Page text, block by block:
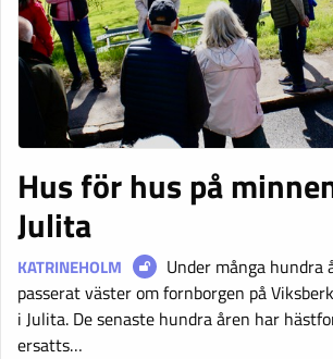
Hus för hus på
Julita
KATRINEHOLM
Under många hundra
passerat väster om fornborgen på
i Julita. De senaste hundra åren har
ersatts…